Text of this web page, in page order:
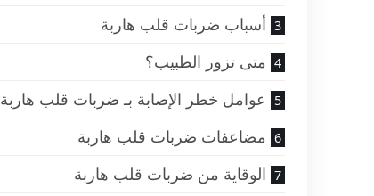
أسباب ضربات قلب هاربة
متى تزور الطبيب؟
عوامل خطر الإصابة بـ ضربات قلب هاربة
مضاعفات ضربات قلب هاربة
الوقاية من ضربات قلب هاربة